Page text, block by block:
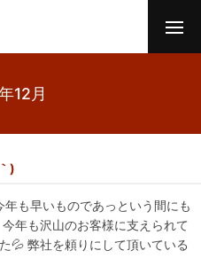
12月
)
も早いものであっという間にも
年も沢山のお客様に支えられて
💦 弊社を頼りにして頂いている